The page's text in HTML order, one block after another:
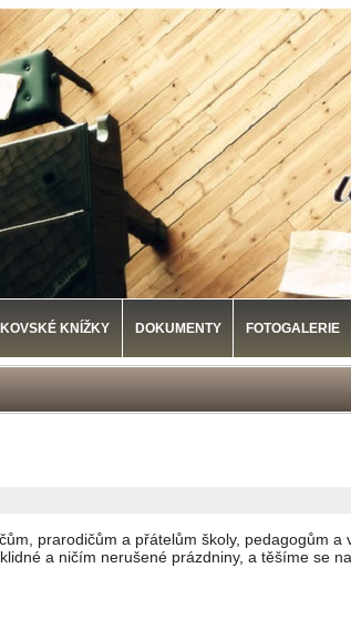
KNÍŽKY DOKUMENTY FOTOGALERIE
prarodičům a přátelům školy, pedagogům a
a ničím nerušené prázdniny, a těšíme se